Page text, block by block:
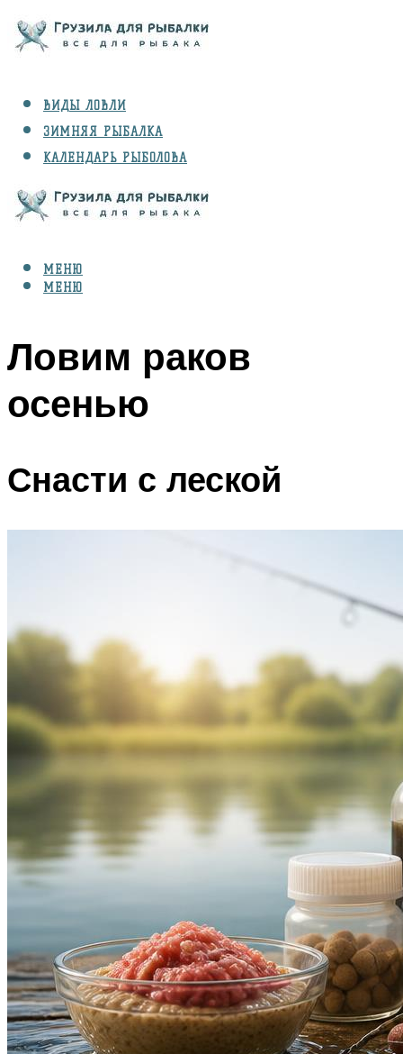
ВИДЫ ЛОВЛИ
ЗИМНЯЯ РЫБАЛКА
КАЛЕНДАРЬ РЫБОЛОВА
СНАРЯЖЕНИЕ
МЕНЮ
МЕНЮ
Ловим раков
осенью
Снасти с леской